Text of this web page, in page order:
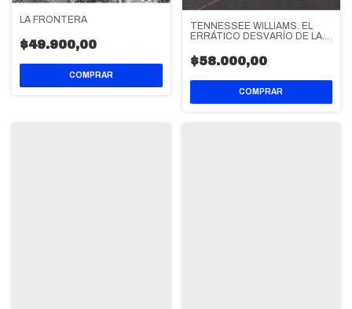
LA FRONTERA
$49.900,00
TENNESSEE WILLIAMS. EL
ERRÁTICO DESVARÍO DE LA
$58.000,00